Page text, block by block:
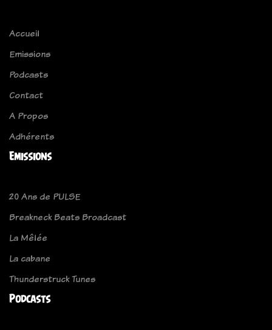
Accueil
Emissions
Podcasts
Contact
A Propos
Adhérents
Emissions
20 Ans de PULSE
Breakneck Beats Broadcast
La Mêlée
La cabane
Thunderstruck Tunes
Podcasts